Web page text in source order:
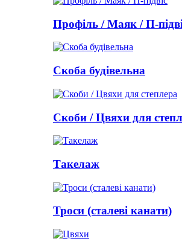
Профіль / Маяк / П-
Скоба будівельна
Скоби / Цвяхи для
Такелаж
Троси (сталеві канати)